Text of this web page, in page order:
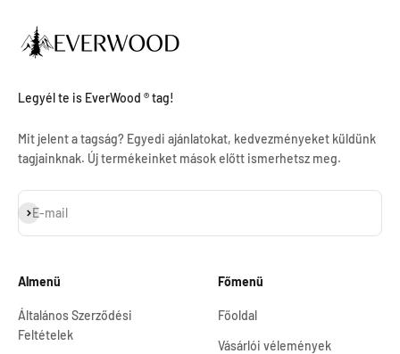
Legyél te is EverWood ® tag!
Mit jelent a tagság? Egyedi ajánlatokat, kedvezményeket küldünk
tagjainknak. Új termékeinket mások előtt ismerhetsz meg.
E-mail
Feliratkozás
Almenü
Általános Szerződési
Feltételek
Főmenü
Főoldal
Vásárlói vélemények